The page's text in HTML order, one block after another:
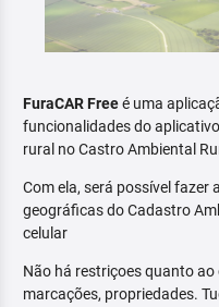
FuraCAR Freeé uma
funcionalidades do aplicativo
rural no Castro Ambiental
Com ela, será possível fazer
geográficas do Cadastro
celular
Não há restriçoes quanto
marcações, propriedades.